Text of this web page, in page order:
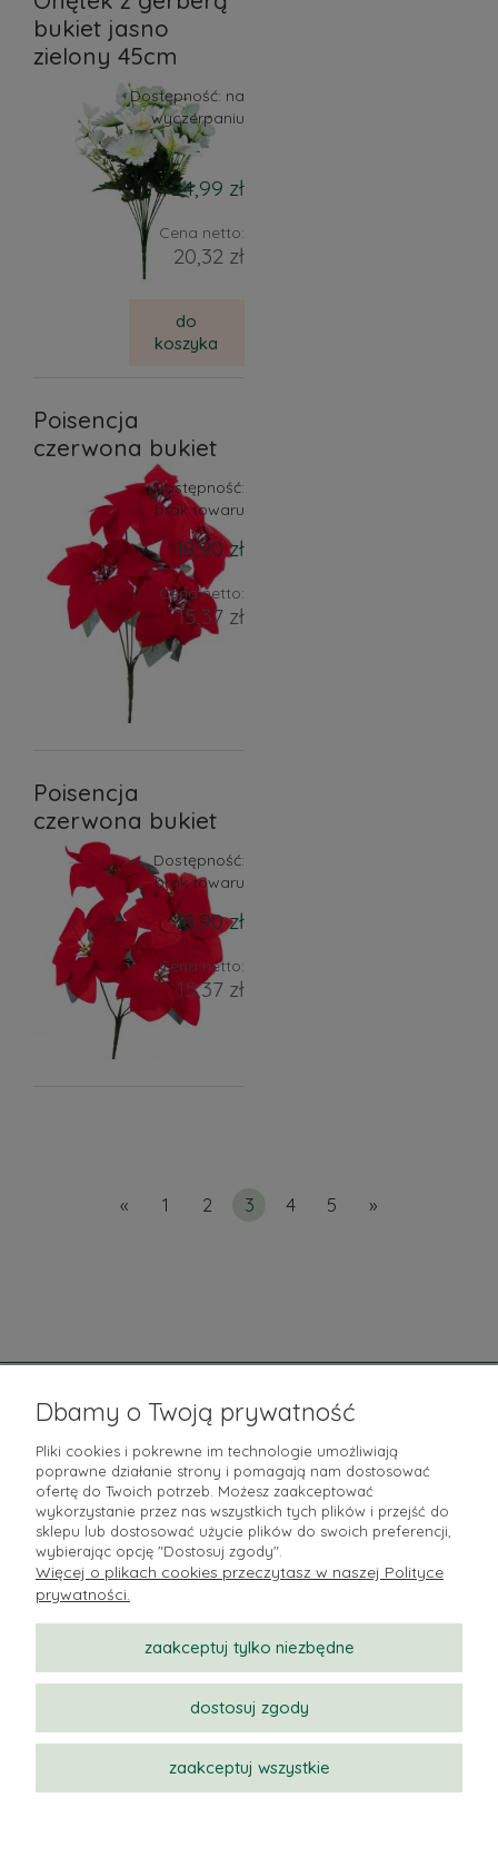
bukiet jasno
zielony 45cm
Dostępność: na
wyczerpaniu
24,99 zł
Cena netto:
20,32 zł
do
koszyka
Poisencja
czerwona bukiet
Dostępność:
brak towaru
18,90 zł
Cena netto:
15,37 zł
Poisencja
czerwona bukiet
Dostępność:
brak towaru
18,90 zł
Cena netto:
15,37 zł
« 1 2 3 4 5 »
Moje konto
Płatności i dostawa
Informacje
O nas
Dbamy o Twoją prywatność
Pliki cookies i pokrewne im technologie umożliwiają
poprawne działanie strony i pomagają nam dostosować
ofertę do Twoich potrzeb. Możesz zaakceptować
wykorzystanie przez nas wszystkich tych plików i przejść do
sklepu lub dostosować użycie plików do swoich preferencji,
wybierając opcję "Dostosuj zgody".
Więcej o plikach cookies przeczytasz w naszej Polityce
prywatności.
zaakceptuj tylko niezbędne
dostosuj zgody
zaakceptuj wszystkie